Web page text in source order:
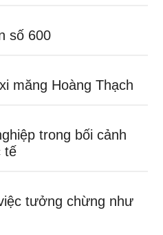
số 600
măng Hoàng Thạch
trong bối cảnh
tế
tưởng chừng như